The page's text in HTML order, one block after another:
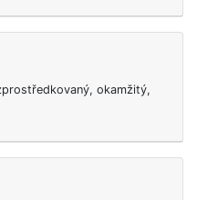
okamžitý,